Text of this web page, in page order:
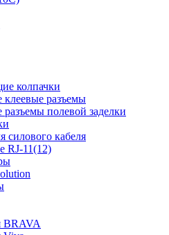
колпачки
клеевые разъемы
разъемы полевой заделки
силового кабеля
RJ-11(12)
BRAVA